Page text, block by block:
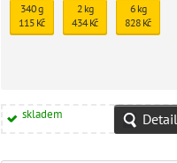
340 g
115 Kč
2 kg
434 Kč
6 kg
828 Kč
skladem Detail